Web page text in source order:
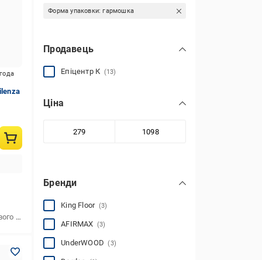
Матеріал підкладки для підлогового покриття
екструдований полістирол
Форма упаковки:гармошка
Продавець
Епіцентр К (13)
Ціна
Бренди
King Floor (3)
AFIRMAX (3)
UnderWOOD(3)